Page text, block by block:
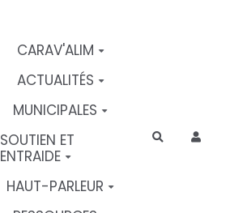
CARAV'ALIM
ACTUALITÉS
MUNICIPALES
SOUTIEN ET
ENTRAIDE
HAUT-PARLEUR
Rechercher